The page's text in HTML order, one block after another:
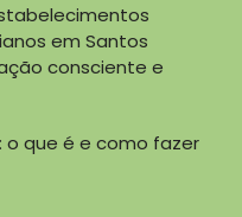
em Santos
consciente e
que é e como fazer